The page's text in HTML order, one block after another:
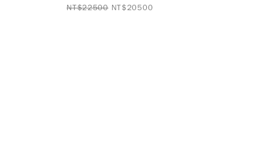
NT$22500 NT$20500